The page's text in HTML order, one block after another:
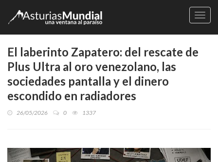
El laberinto Zapatero: del rescate de
Plus Ultra al oro venezolano, las
sociedades pantalla y el dinero
escondido en radiadores
26/05/2026 0 1337